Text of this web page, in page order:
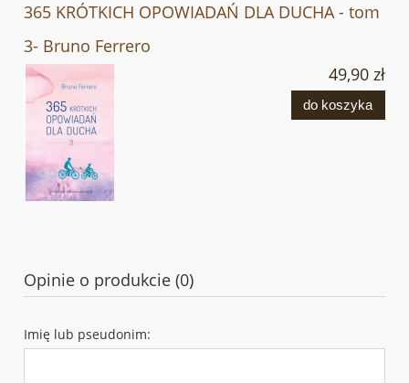
365 KRÓTKICH OPOWIADAŃ DLA DUCHA - tom
3- Bruno Ferrero
49,90 zł
do koszyka
Opinie o produkcie (0)
Imię lub pseudonim: